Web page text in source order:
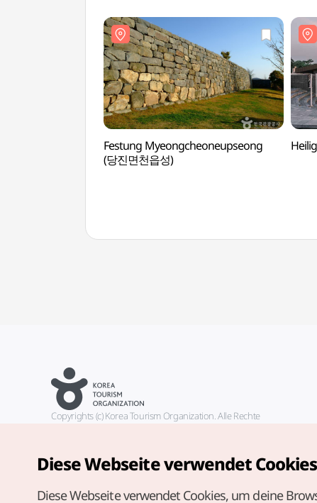
Festung Myeongcheoneupseong
(당진면천읍성)
Copyrights (c) Korea Tourism Organization. Alle Rechte
german@knto.or.kr
Diese Webseite verwendet
Diese Webseite verwendet Cookies, um deine